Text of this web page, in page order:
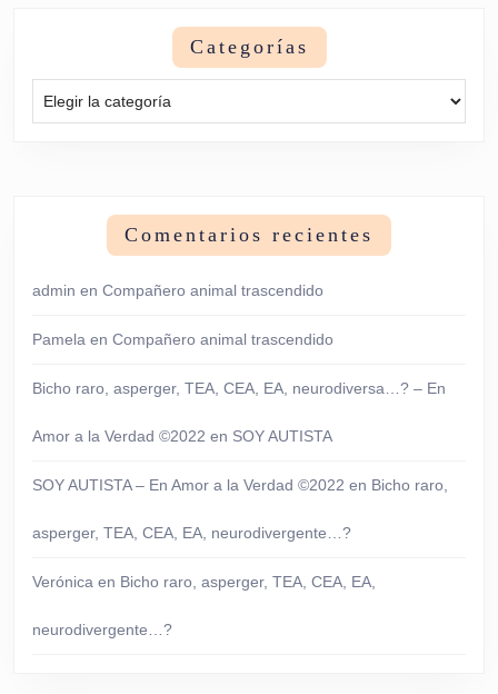
Categorías
Comentarios recientes
admin en Compañero animal trascendido
Pamela en Compañero animal trascendido
Bicho raro, asperger, TEA, CEA, EA, neurodiversa…? – En
Amor a la Verdad ©2022 en SOY AUTISTA
SOY AUTISTA – En Amor a la Verdad ©2022 en Bicho raro,
asperger, TEA, CEA, EA, neurodivergente…?
Verónica en Bicho raro, asperger, TEA, CEA, EA,
neurodivergente…?